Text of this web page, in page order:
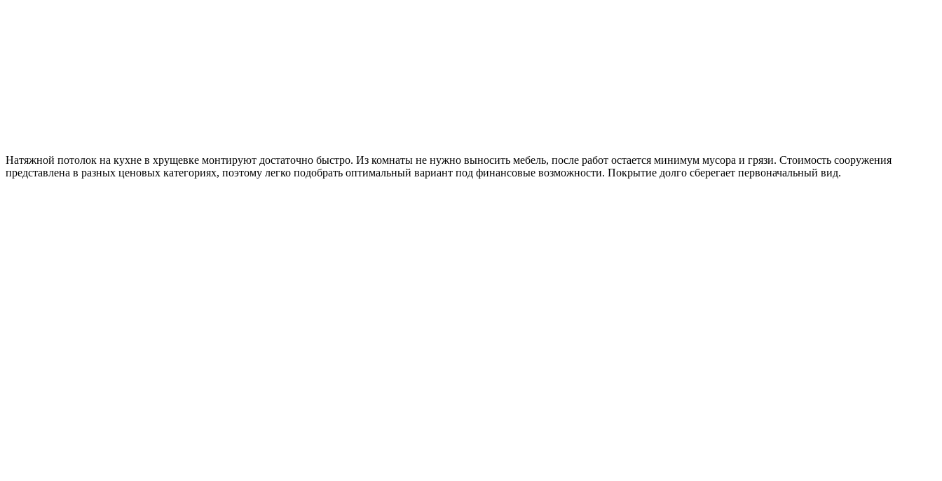
Натяжной потолок на кухне в хрущевке монтируют достаточно быстро. Из комнаты не нужно выносить мебель, после работ остается минимум мусора и грязи. Стоимость сооружения
представлена в разных ценовых категориях, поэтому легко подобрать оптимальный вариант под финансовые возможности. Покрытие долго сберегает первоначальный вид.